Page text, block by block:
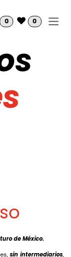
0 0
de México.
sin intermediarios,